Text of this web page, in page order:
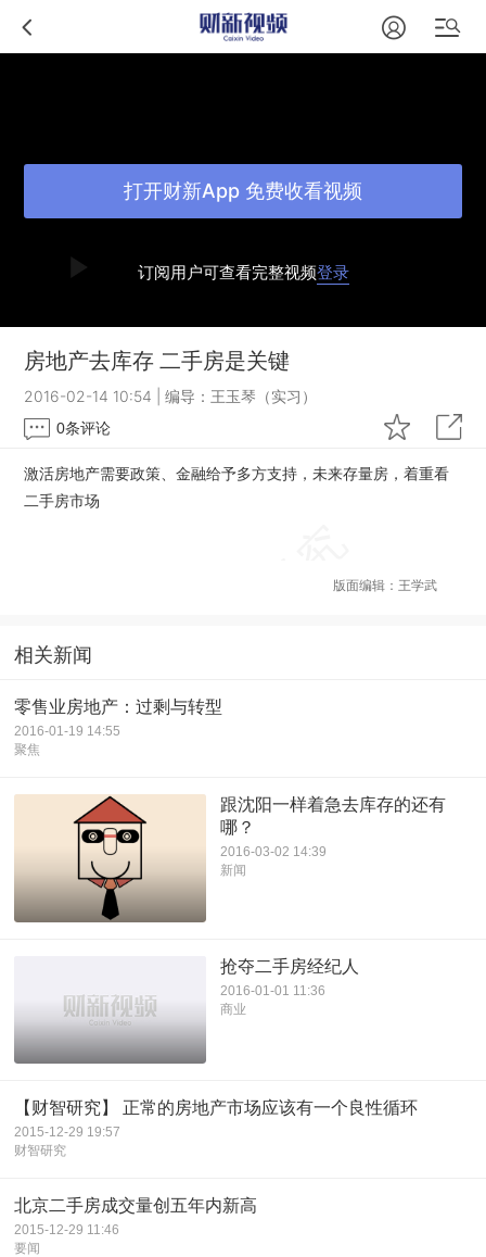
订阅用户可查看完整视频登录
打开财新App 免费收看视频
房地产去库存 二手房是关键
2016-02-14 10:54 |编导：王玉琴（实习）
0条评论
激活房地产需要政策、金融给予多方支持，未来存量房，着重看
二手房市场
版面编辑：王学武
相关新闻
零售业房地产：过剩与转型
2016-01-19 14:55
聚焦
跟沈阳一样着急去库存的还有
哪？
2016-03-02 14:39
新闻
抢夺二手房经纪人
2016-01-01 11:36
商业
【财智研究】 正常的房地产市场应该有一个良性循环
2015-12-29 19:57
财智研究
北京二手房成交量创五年内新高
2015-12-29 11:46
要闻